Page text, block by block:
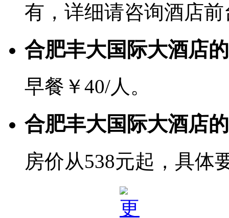
有，详细请咨询酒店前
合肥丰大国际大酒店
早餐￥40/人。
合肥丰大国际大酒店
房价从538元起，具体